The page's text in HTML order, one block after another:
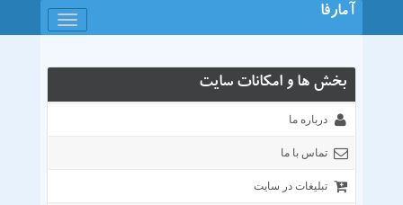
باز
کردن
آمارفا
بخش ها و امکانات سایت
درباره ما
تماس با ما
تبلیغات در سایت